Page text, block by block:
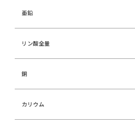
亜鉛
リン酸全量
銅
カリウム